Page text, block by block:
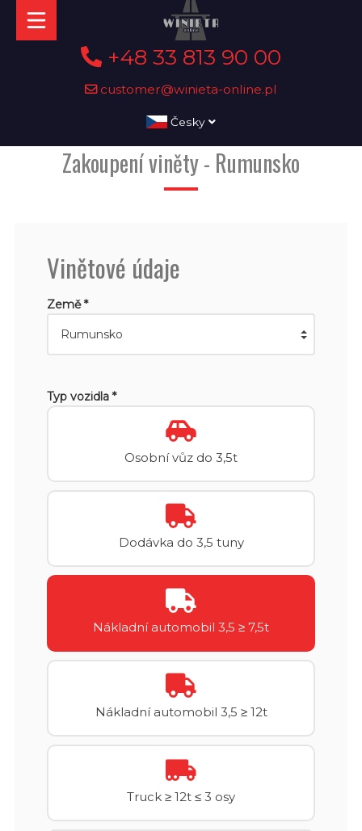
+48 33 813 90 00
customer@winieta-online.pl
Česky
Zakoupení viněty - Rumunsko
Vinětové údaje
Země *
Typ vozidla *
Osobní vůz do 3,5t
Dodávka do 3,5 tuny
Nákladní automobil 3,5 ≥ 7,5t
Nákladní automobil 3,5 ≥ 12t
Truck ≥ 12t ≤ 3 osy